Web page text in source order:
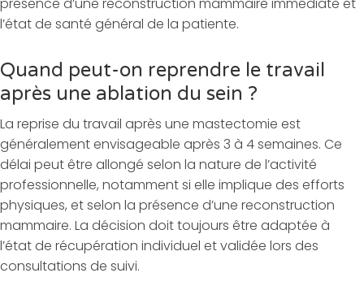
l’état de santé général de la patiente.
Quand peut-on reprendre le travail
après une ablation du sein ?
La reprise du travail après une mastectomie est
généralement envisageable après 3 à 4 semaines. Ce
délai peut être allongé selon la nature de l’activité
professionnelle, notamment si elle implique des efforts
physiques, et selon la présence d’une reconstruction
mammaire. La décision doit toujours être adaptée à
l’état de récupération individuel et validée lors des
consultations de suivi.